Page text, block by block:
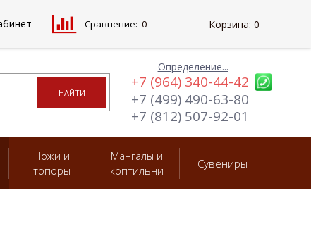
Определение...
+7 (964) 340-44-42
+7 (499) 490-63-80
+7 (812) 507-92-01
Ножи и
топоры
Мангалы и
коптильни
Сувениры
Сравнение: 0 Корзина: 0